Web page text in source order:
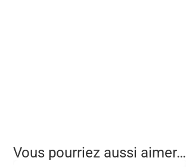
Vous pourriez aussi aimer…